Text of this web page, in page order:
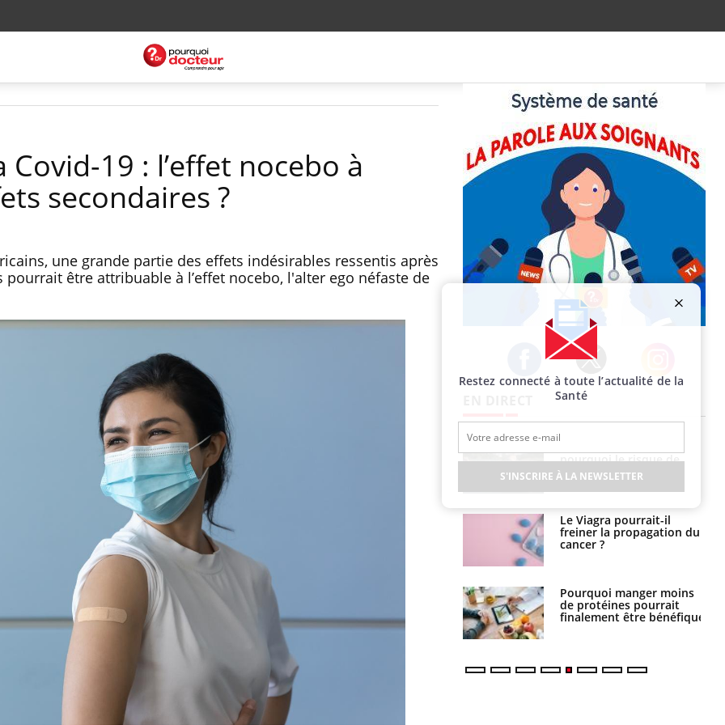
19 : l’effet nocebo à
secondaires ?
une grande partie des effets indésirables ressentis après
être attribuable à l’effet nocebo, l'alter ego néfaste de
Facebook Twitter Instagram
Chikungunya, dengue,
West Nile : que se passe-
t-il dans le sud de la
France ?
Les médicaments GLP-1
protègent-ils aussi les os
Cytomégalovirus : ce qui
change dans la prise en
charge des femmes jours de vos vacances ?
pourquoi le risque de
noyade grimpe-t-il ?
Le Viagra pourrait-il
freiner la propagation du
cancer ?
Pourquoi manger moins
de protéines pourrait
finalement être bénéfique
Restez connecté à toute l’actualité de la
Santé
S'INSCRIRE À LA NEWSLETTER